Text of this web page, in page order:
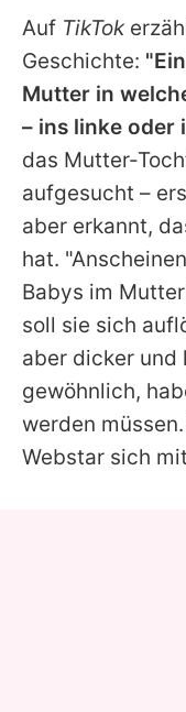
Auf TikTok
Geschichte:
Mutter in
– ins linke oder
das Mutter-
aufgesucht –
aber erkannt,
hat.
Babys im
soll sie sich
aber dicker und
gewöhnlich,
werden
Webstar sich